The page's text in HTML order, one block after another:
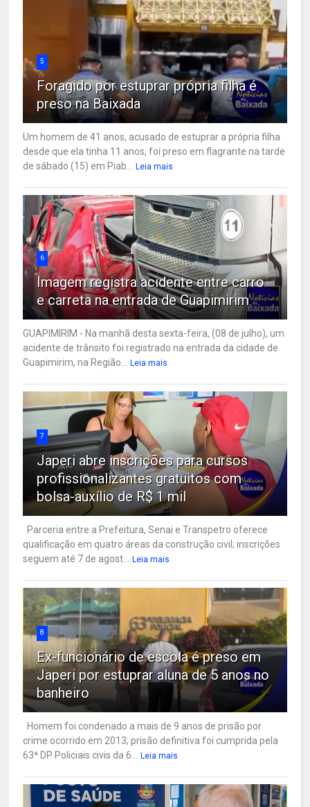
5
Foragido por estuprar própria filha é
preso na Baixada
Um homem de 41 anos, acusado de estuprar a própria filha
desde que ela tinha 11 anos, foi preso em flagrante na tarde
de sábado (15) em Piab...
Leia mais
6
Imagem registra acidente entre carro
e carreta na entrada de Guapimirim
GUAPIMIRIM - Na manhã desta sexta-feira, (08 de julho), um
acidente de trânsito foi registrado na entrada da cidade de
Guapimirim, na Região...
Leia mais
7
Japeri abre inscrições para cursos
profissionalizantes gratuitos com
bolsa-auxílio de R$ 1 mil
Parceria entre a Prefeitura, Senai e Transpetro oferece
qualificação em quatro áreas da construção civil; inscrições
seguem até 7 de agost...
Leia mais
8
Ex-funcionário de escola é preso em
Japeri por estuprar aluna de 5 anos no
banheiro
Homem foi condenado a mais de 9 anos de prisão por
crime ocorrido em 2013; prisão definitiva foi cumprida pela
63ª DP Policiais civis da 6...
Leia mais